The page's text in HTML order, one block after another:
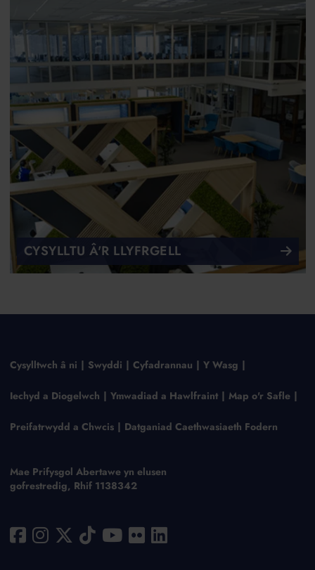
CYSYLLTU Â'R LLYFRGELL
Cysylltwch â ni Swyddi Cyfadrannau Y Wasg
Iechyd a Diogelwch Ymwadiad a Hawlfraint Map o'r Safle
Preifatrwydd a Chwcis Datganiad Caethwasiaeth Fodern
Mae Prifysgol Abertawe yn elusen
gofrestredig, Rhif 1138342